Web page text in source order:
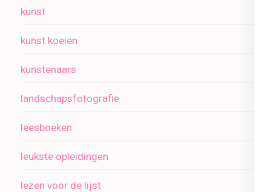
kunst
kunst koeien
kunstenaars
landschapsfotografie
leesboeken
leukste opleidingen
lezen voor de lijst